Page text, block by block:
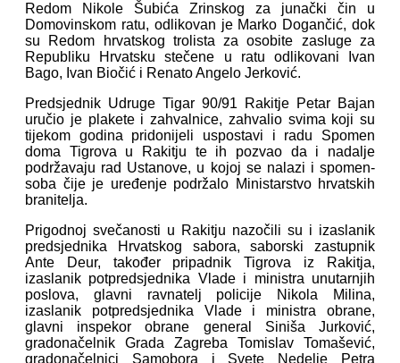
Redom Nikole Šubića Zrinskog za junački čin u
Domovinskom ratu, odlikovan je Marko Dogančić, dok
su Redom hrvatskog trolista za osobite zasluge za
Republiku Hrvatsku stečene u ratu odlikovani Ivan
Bago, Ivan Biočić i Renato Angelo Jerković.
Predsjednik Udruge Tigar 90/91 Rakitje Petar Bajan
uručio je plakete i zahvalnice, zahvalio svima koji su
tijekom godina pridonijeli uspostavi i radu Spomen
doma Tigrova u Rakitju te ih pozvao da i nadalje
podržavaju rad Ustanove, u kojoj se nalazi i spomen-
soba čije je uređenje podržalo Ministarstvo hrvatskih
branitelja.
Prigodnoj svečanosti u Rakitju nazočili su i izaslanik
predsjednika Hrvatskog sabora, saborski zastupnik
Ante Deur, također pripadnik Tigrova iz Rakitja,
izaslanik potpredsjednika Vlade i ministra unutarnjih
poslova, glavni ravnatelj policije Nikola Milina,
izaslanik potpredsjednika Vlade i ministra obrane,
glavni inspekor obrane general Siniša Jurković,
gradonačelnik Grada Zagreba Tomislav Tomašević,
gradonačelnici Samobora i Svete Nedelje Petra